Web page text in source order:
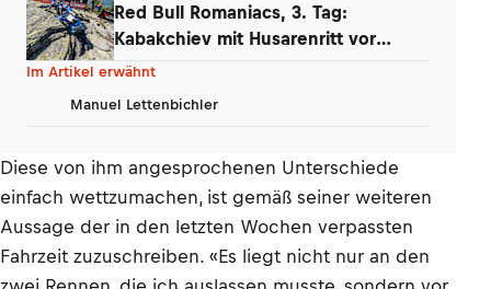
Red Bull Romaniacs, 3. Tag:
Kabakchiev mit Husarenritt vor
Lettenbichler
Im Artikel erwähnt
Manuel Lettenbichler
Diese von ihm angesprochenen Unterschiede
einfach wettzumachen, ist gemäß seiner weiteren
Aussage der in den letzten Wochen verpassten
Fahrzeit zuzuschreiben. «Es liegt nicht nur an den